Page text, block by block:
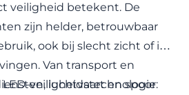
veiligheid betekent. De
zijn helder, betrouwbaar
ook bij slecht zicht of in
Van transport en
luchtvaart en spoor:
veiligheidstechnologie